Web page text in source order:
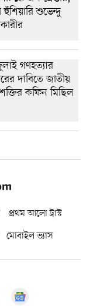
প্রথম আলো ট্রাস্ট
মোবাইল ভ্যাস